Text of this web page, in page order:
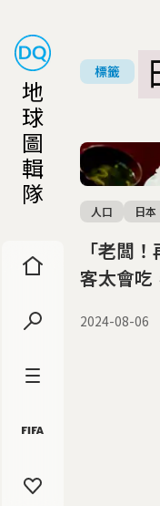
地
球
圖
輯
隊
標籤
「老闆
客太會吃
人口 日本
2024-08-06